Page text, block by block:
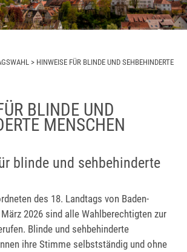
> HINWEISE FÜR BLINDE UND SEHBEHINDERTE
BLINDE UND
MENSCHEN
blinde und sehbehinderte
des 18. Landtags von Baden-
2026 sind alle Wahlberechtigten zur
Blinde und sehbehinderte
ihre Stimme selbstständig und ohne